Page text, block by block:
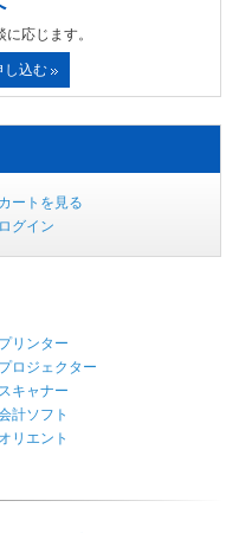
応じます。
し込む
カートを見る
ログイン
プリンター
プロジェクター
スキャナー
計ソフト
オリエント